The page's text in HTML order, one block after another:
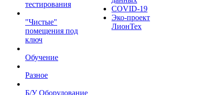
тестирования
"Чистые"
помещения под
ключ
Обучение
Разное
Б/У Оборудование
COVID-19
Эко-проект
ЛионТех